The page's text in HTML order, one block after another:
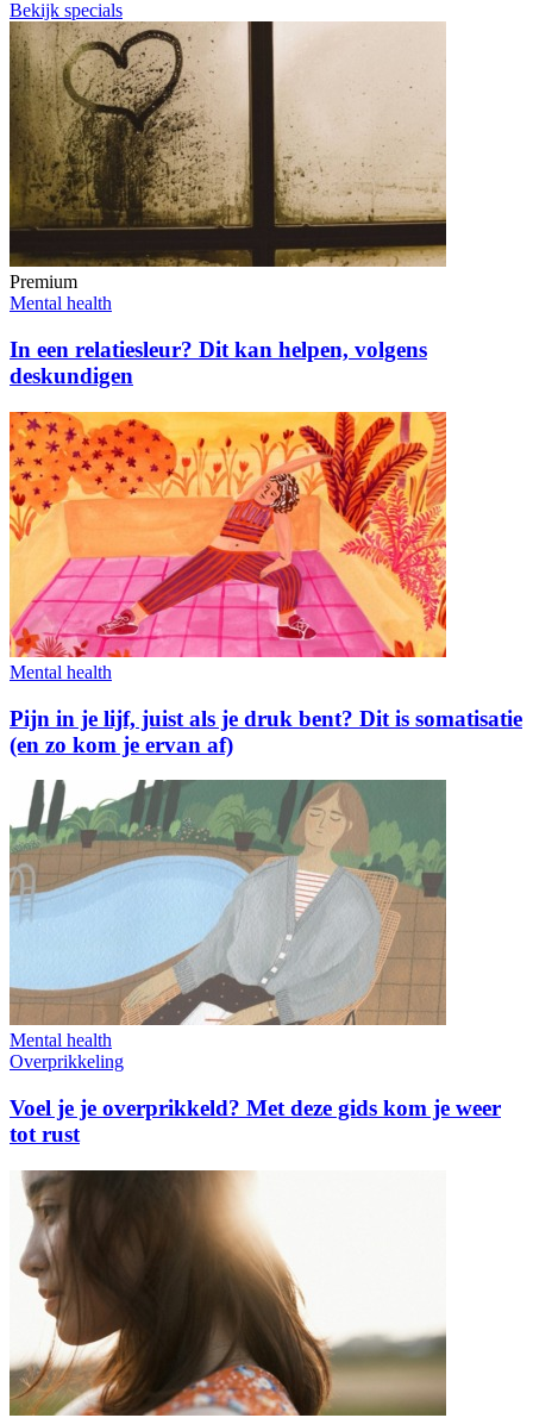
Bekijk specials
Premium
Mental health
In een relatiesleur? Dit kan helpen, volgens
deskundigen
Mental health
Pijn in je lijf, juist als je druk bent? Dit is somatisatie
(en zo kom je ervan af)
Mental health
Overprikkeling
Voel je je overprikkeld? Met deze gids kom je weer
tot rust